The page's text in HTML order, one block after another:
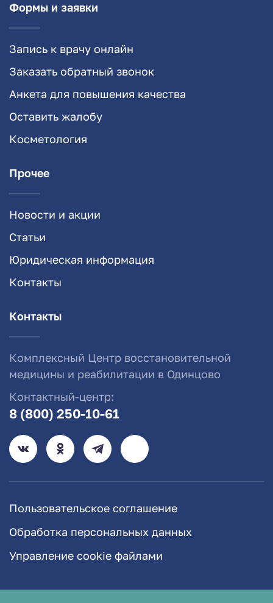
Формы и заявки
Запись к врачу онлайн
Заказать обратный звонок
Анкета для повышения качества
Оставить жалобу
Косметология
Прочее
Новости и акции
Статьи
Юридическая информация
Контакты
Контакты
Комплексный Центр восстановительной
медицины и реабилитации в Одинцово
Контактный-центр:
8 (800) 250-10-61
Пользовательское соглашение
Обработка персональных данных
Управление cookie файлами